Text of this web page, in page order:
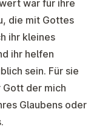
war für ihre
die mit Gottes
ihr kleines
ihr helfen
sein. Für sie
Gott der mich
Glaubens oder